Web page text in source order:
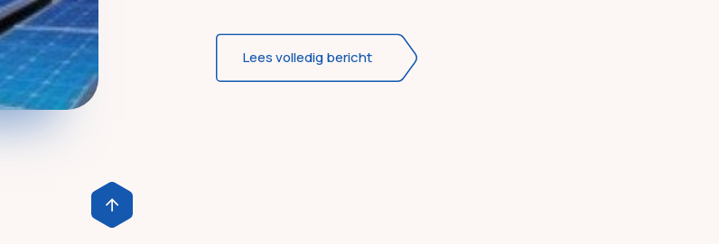
Lees volledig bericht